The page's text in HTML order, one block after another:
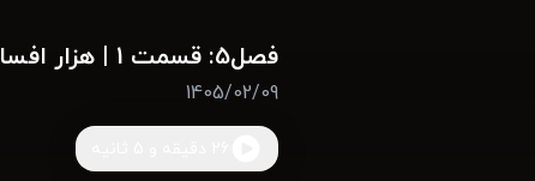
فصل5: قسمت 1 | هزار افسان ( جلد بیست و ششم )
1405/02/09